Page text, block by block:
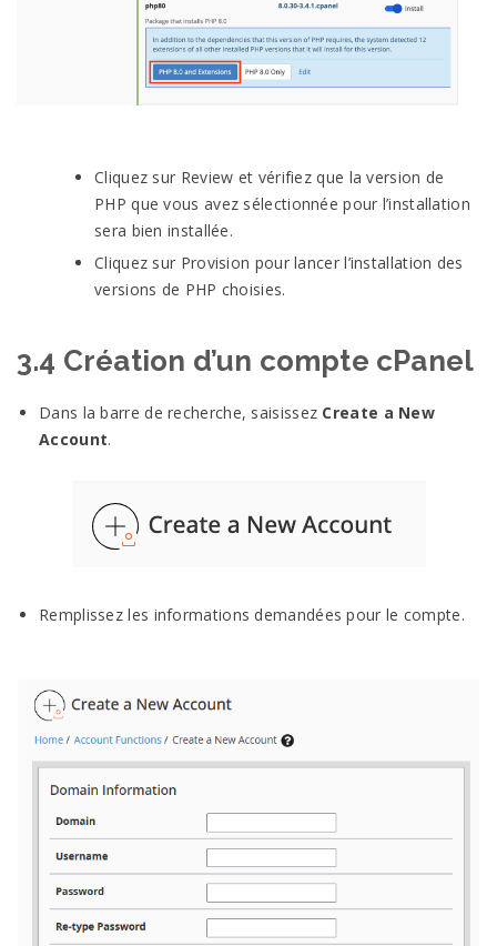
Cliquez sur Review et vérifiez que la version de
PHP que vous avez sélectionnée pour l’installation
sera bien installée.
Cliquez sur Provision pour lancer l’installation des
versions de PHP choisies.
3.4 Création d’un compte cPanel
Dans la barre de recherche, saisissez Create a New
Account.
Remplissez les informations demandées pour le compte.